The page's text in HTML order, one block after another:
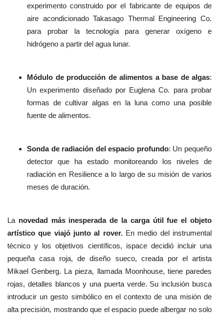
experimento construido por el fabricante de equipos de
aire acondicionado Takasago Thermal Engineering Co.
para probar la tecnología para generar oxígeno e
hidrógeno a partir del agua lunar.
Módulo de producción de alimentos a base de algas:
Un experimento diseñado por Euglena Co. para probar
formas de cultivar algas en la luna como una posible
fuente de alimentos.
Sonda de radiación del espacio profundo: Un pequeño
detector que ha estado monitoreando los niveles de
radiación en Resilience a lo largo de su misión de varios
meses de duración.
La novedad más inesperada de la carga útil fue el objeto
artístico que viajó junto al rover.En medio del instrumental
técnico y los objetivos científicos, ispace decidió incluir una
pequeña casa roja, de diseño sueco, creada por el artista
Mikael Genberg. La pieza, llamada Moonhouse, tiene paredes
rojas, detalles blancos y una puerta verde. Su inclusión busca
introducir un gesto simbólico en el contexto de una misión de
alta precisión, mostrando que el espacio puede albergar no solo